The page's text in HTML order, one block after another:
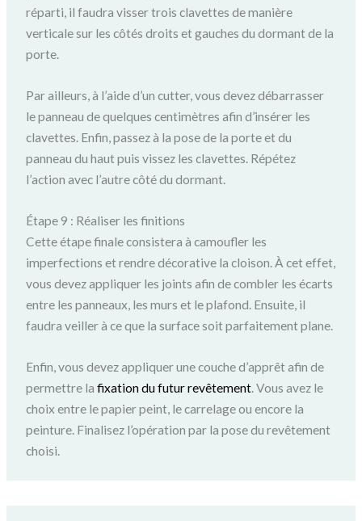
réparti, il faudra visser trois clavettes de manière
verticale sur les côtés droits et gauches du dormant de la
porte.
Par ailleurs, à l’aide d’un cutter, vous devez débarrasser
le panneau de quelques centimètres afin d’insérer les
clavettes. Enfin, passez à la pose de la porte et du
panneau du haut puis vissez les clavettes. Répétez
l’action avec l’autre côté du dormant.
Étape 9 : Réaliser les finitions
Cette étape finale consistera à camoufler les
imperfections et rendre décorative la cloison. À cet effet,
vous devez appliquer les joints afin de combler les écarts
entre les panneaux, les murs et le plafond. Ensuite, il
faudra veiller à ce que la surface soit parfaitement plane.
Enfin, vous devez appliquer une couche d’apprêt afin de
permettre lafixation du futur revêtement. Vous avez le
choix entre le papier peint, le carrelage ou encore la
peinture. Finalisez l’opération par la pose du revêtement
choisi.